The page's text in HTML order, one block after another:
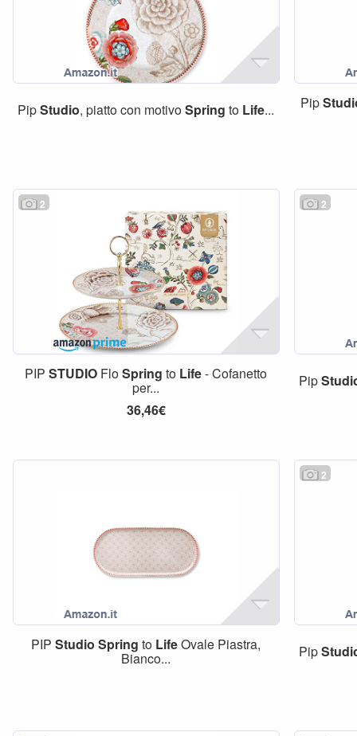
PipStudio, piatto con motivoSpring to Life... Pip
2
PIPSTUDIO FloSpring to Life- Cofanetto
per...
36,46€
2
Pip
PIPStudio Spring to LifeOvale Piastra,
Bianco...
2
Pip